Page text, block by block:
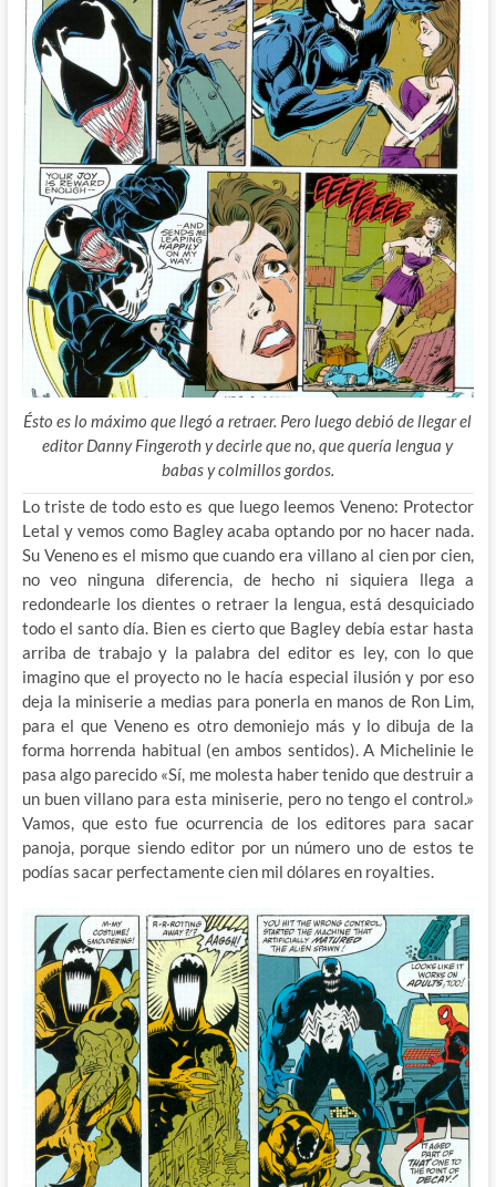
Ésto es lo máximo que llegó a retraer. Pero luego debió de llegar el
editor Danny Fingeroth y decirle que no, que quería lengua y
babas y colmillos gordos.
Lo triste de todo esto es que luego leemos Veneno: Protector
Letal y vemos como Bagley acaba optando por no hacer nada.
Su Veneno es el mismo que cuando era villano al cien por cien,
no veo ninguna diferencia, de hecho ni siquiera llega a
redondearle los dientes o retraer la lengua, está desquiciado
todo el santo día. Bien es cierto que Bagley debía estar hasta
arriba de trabajo y la palabra del editor es ley, con lo que
imagino que el proyecto no le hacía especial ilusión y por eso
deja la miniserie a medias para ponerla en manos de Ron Lim,
para el que Veneno es otro demoniejo más y lo dibuja de la
forma horrenda habitual (en ambos sentidos). A Michelinie le
pasa algo parecido «Sí, me molesta haber tenido que destruir a
un buen villano para esta miniserie, pero no tengo el control.»
Vamos, que esto fue ocurrencia de los editores para sacar
panoja, porque siendo editor por un número uno de estos te
podías sacar perfectamente cien mil dólares en royalties.